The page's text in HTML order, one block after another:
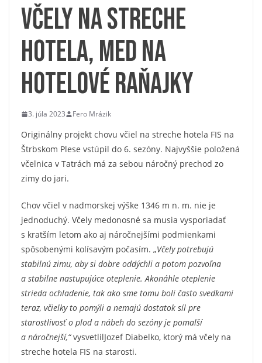
Včely na streche
hotela, med na
hotelové raňajky
3. júla 2023 Fero Mrázik
Originálny projekt chovu včiel na streche hotela FIS na
Štrbskom Plese vstúpil do 6. sezóny. Najvyššie položená
včelnica v Tatrách má za sebou náročný prechod zo
zimy do jari.
Chov včiel v nadmorskej výške 1346 m n. m. nie je
jednoduchý. Včely medonosné sa musia vysporiadať
s kratším letom ako aj náročnejšími podmienkami
spôsobenými kolísavým počasím. „Včely potrebujú
stabilnú zimu, aby si dobre oddýchli a potom pozvoľna
a stabilne nastupujúce oteplenie. Akonáhle oteplenie
strieda ochladenie, tak ako sme tomu boli často svedkami
teraz, včielky to pomýli a nemajú dostatok síl pre
starostlivosť o plod a nábeh do sezóny je pomalší
a náročnejší,“vysvetlilJozef Diabelko, ktorý má včely na
streche hotela FIS na starosti.